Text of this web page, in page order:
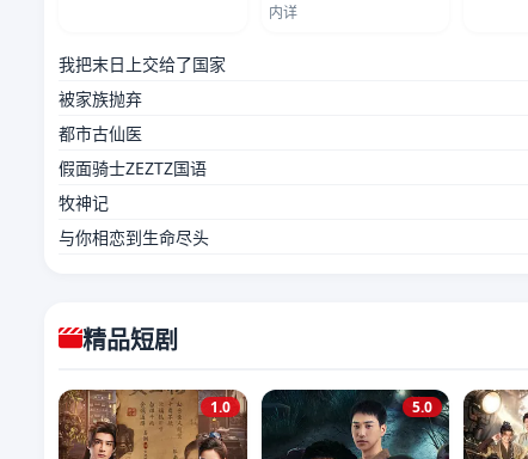
内详
我把末日上交给了国家
被家族抛弃
都市古仙医
假面骑士ZEZTZ国语
牧神记
与你相恋到生命尽头
精品短剧
1.0 5.0